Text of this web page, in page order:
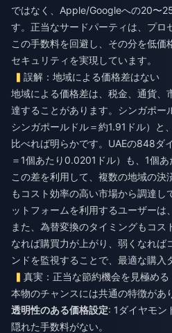
ではなく、Apple/Googleへの20〜
す。正当なサードパーティは、プロ
この手数料を回避し、その分を低価
セキュリティを実現しています。
誤解：地域による価格差はない
地域による価格差は、税金、通貨、
達することがあります。シンガポ
シンガポールドル＝約1.91ドル）と
比べれば明らかです。UAEの848ダ
＝1個あたり0.0201ドル）も、1個あ
この差を利用して、複数の地域の決
もコスト効率の高い市場から調達し
ットフォームを利用するユーザーは
また、為替変換のタイミングもコス
なれば購買力が上がり、弱くなれば
ンドを監視することで、最適な購入
真実：正当な節約機会を見極める
本物のチャンスには共通の特徴があ
透明性のある価格設定: 1ダイヤモン
隠れた手数料がない。